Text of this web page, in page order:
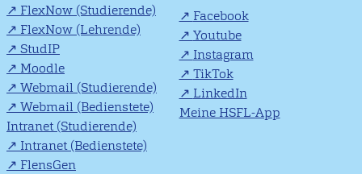
FlexNow (Studierende)
FlexNow (Lehrende)
StudIP
Moodle
Webmail (Studierende)
Webmail (Bedienstete)
Intranet (Studierende)
Intranet (Bedienstete)
FlensGen
Facebook
Youtube
Instagram
TikTok
LinkedIn
Meine HSFL-App